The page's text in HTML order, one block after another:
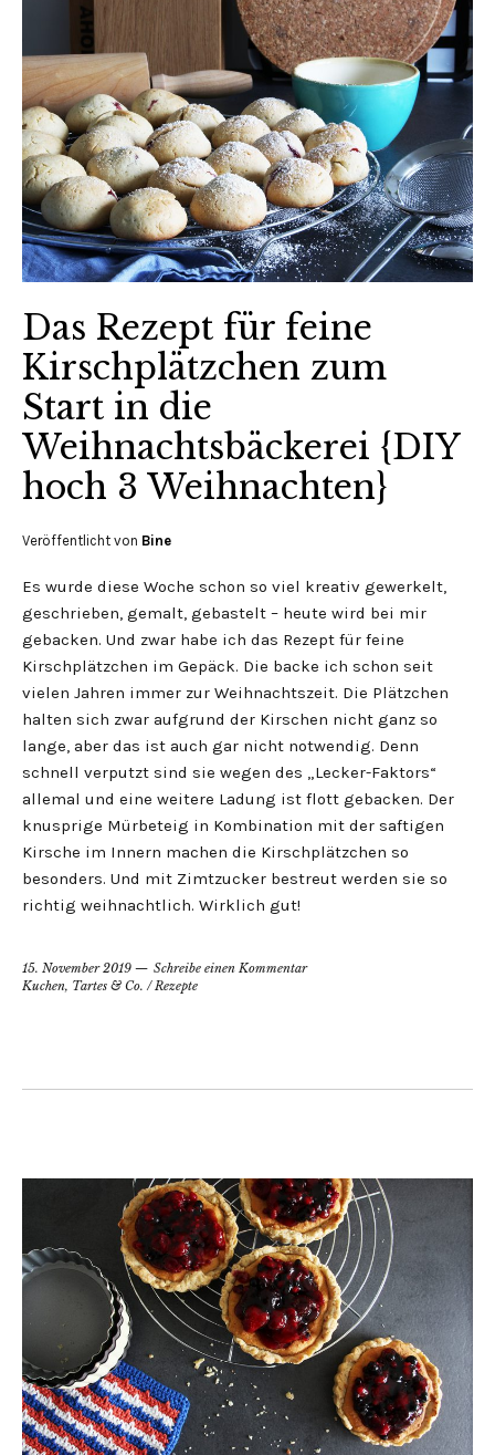
Das Rezept für feine
Kirschplätzchen zum
Start in die
Weihnachtsbäckerei {DIY
hoch 3 Weihnachten}
Veröffentlicht von Bine
Es wurde diese Woche schon so viel kreativ gewerkelt,
geschrieben, gemalt, gebastelt – heute wird bei mir
gebacken. Und zwar habe ich das Rezept für feine
Kirschplätzchen im Gepäck. Die backe ich schon seit
vielen Jahren immer zur Weihnachtszeit. Die Plätzchen
halten sich zwar aufgrund der Kirschen nicht ganz so
lange, aber das ist auch gar nicht notwendig. Denn
schnell verputzt sind sie wegen des „Lecker-Faktors“
allemal und eine weitere Ladung ist flott gebacken. Der
knusprige Mürbeteig in Kombination mit der saftigen
Kirsche im Innern machen die Kirschplätzchen so
besonders. Und mit Zimtzucker bestreut werden sie so
richtig weihnachtlich. Wirklich gut!
15. November 2019
Schreibe einen Kommentar
Kuchen, Tartes & Co. /Rezepte